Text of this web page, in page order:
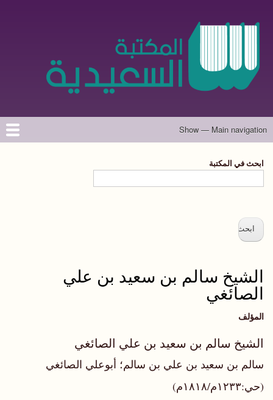
الرئيسي
Main
Show — Main navigation
الرئيسية
المؤلفون
تواصل معنا
حول الموقع
ابحث في المكتبة
الشيخ سالم بن سعيد بن علي
الصائغي
المؤلف
الشيخ سالم بن سعيد بن علي الصائغي
سالم بن سعيد بن علي بن سالم؛ أبوعلي الصائغي
(حي:١٢٣٣م/١٨١٨م)